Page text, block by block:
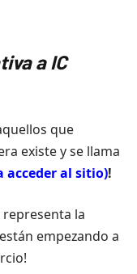
a IC
que
existe y se llama
acceder al sitio)!
la
empezando a